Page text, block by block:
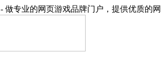
- 做专业的网页游戏品牌门户，提供优质的